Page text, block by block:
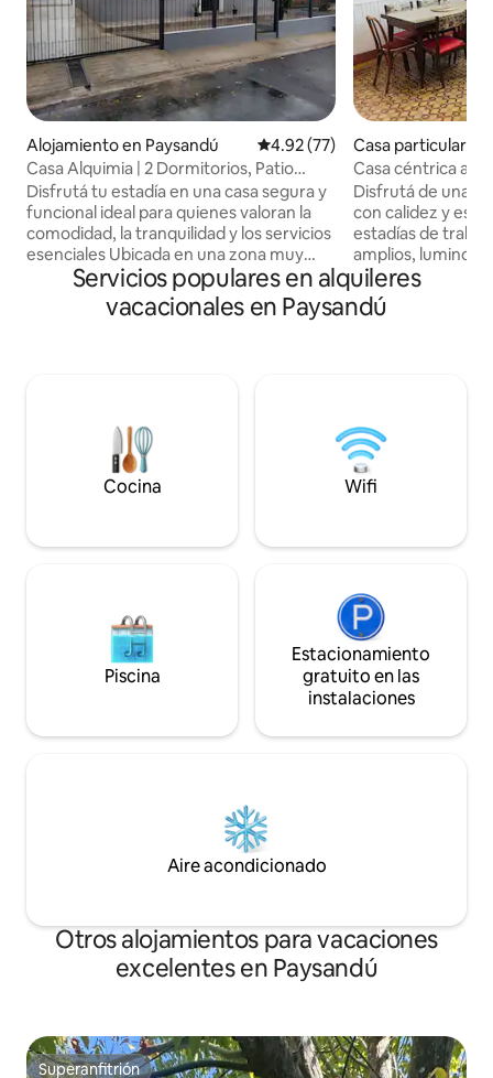
Alojamiento en Paysandú Calificación promedio: 4.92 de
4.92 (77)
Casa Alquimia | 2 Dormitorios, Patio
Privado.
Disfrutá tu estadía en una casa segura y
funcional ideal para quienes valoran la
comodidad, la tranquilidad y los servicios
esenciales Ubicada en una zona muy
tranquila, asegura el descanso que
necesitás tanto por motivos personales
como laborales Rejas en todas las
amplias con camas cómodas y colchones
nuevos Cocina completa con utensilios
Casa particular
Casa céntrica
trabajo
Disfrutá de una
con calidez y
estadías de
amplios,
que te sientas
primer
centro de
seguridad, aire
equipamiento
cómoda y
Servicios populares en alquileres
vacacionales en Paysandú
Cocina Wifi
Piscina
Estacionamiento
gratuito en las
instalaciones
Aire acondicionado
Otros alojamientos para vacaciones
excelentes en Paysandú
Superanfitrión